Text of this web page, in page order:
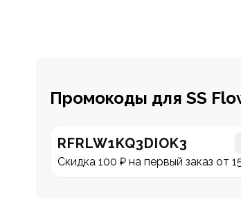
Промокоды для SS
RFRLW1KQ3DIOK3
Скидка 100 ₽ на первый заказ от